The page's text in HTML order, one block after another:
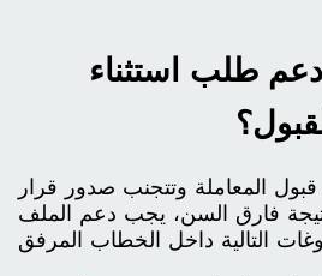
طلب استثناء
المعاملة وتتجنب صدور قرار
فارق السن، يجب دعم الملف